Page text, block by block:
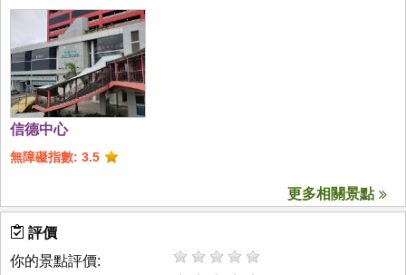
信德中心
無障礙指數: 3.5
更多相關景點
評價
你的景點評價: